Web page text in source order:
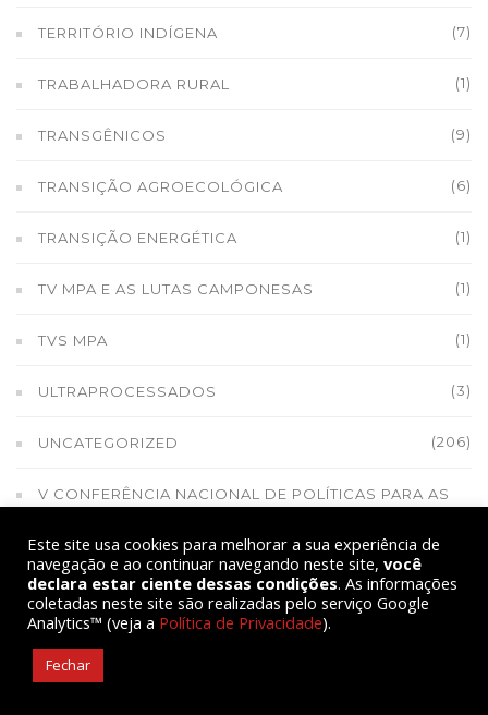
TERRITÓRIO INDÍGENA (7)
TRABALHADORA RURAL (1)
TRANSGÊNICOS (9)
TRANSIÇÃO AGROECOLÓGICA (6)
TRANSIÇÃO ENERGÉTICA (1)
TV MPA E AS LUTAS CAMPONESAS (1)
TVS MPA (1)
ULTRAPROCESSADOS (3)
UNCATEGORIZED (206)
V CONFERÊNCIA NACIONAL DE POLÍTICAS PARA AS
VIA CAMPESINA
VIOLÊNCIA NO CAMPO
VIOLÊNCIA POLÍTICA
Este site usa cookies para melhorar a sua experiência de
navegação e ao continuar navegando neste site, você
declara estar ciente dessas condições. As informações
coletadas neste site são realizadas pelo serviço Google
Analytics™ (veja a Política de Privacidade).
Fechar